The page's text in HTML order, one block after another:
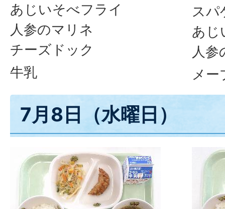
あじいそべフライ
人参のマリネ
チーズドック
牛乳
スパ
あじ
人参
メー
7月8日（水曜日）